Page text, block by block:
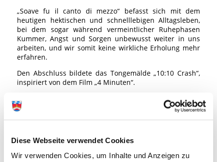
Diese Webseite verwendet Cookies
Wir verwenden Cookies, um Inhalte und Anzeigen zu
„Soave fu il canto di mezzo“ befasst sich mit dem
heutigen hektischen und schnelllebigen Alltagsleben,
bei dem sogar während vermeintlicher Ruhephasen
Kummer, Angst und Sorgen unbewusst weiter in uns
arbeiten, und wir somit keine wirkliche Erholung mehr
erfahren.
Den Abschluss bildete das Tongemälde „10:10 Crash“,
inspiriert von dem Film „4 Minuten“.
Oberbürgermeister Erich Raff und
Partnerstädtereferent Karl Danke begrüßten zu Beginn
Kurzeinführungen zu den Stücken vor. Dorothea Muhr
unterstützte mit dem Notenumblättern den Pianisten.